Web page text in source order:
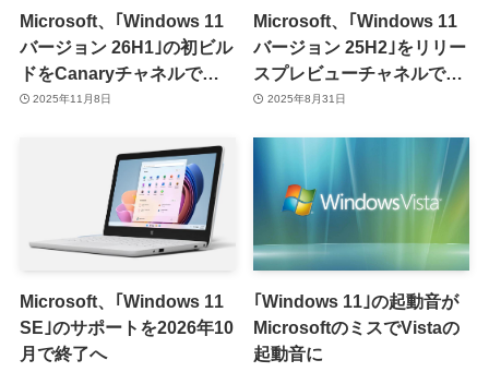
Microsoft、｢Windows 11
バージョン 26H1｣の初ビル
ドをCanaryチャネルで配
信開始
2025年11月8日
Microsoft、｢Windows 11
バージョン 25H2｣をリリー
スプレビューチャネルで提
供開始｜年内に一般提供開
2025年8月31日
Microsoft、｢Windows 11
SE｣のサポートを2026年10
月で終了へ
｢Windows 11｣の起動音が
MicrosoftのミスでVistaの
起動音に